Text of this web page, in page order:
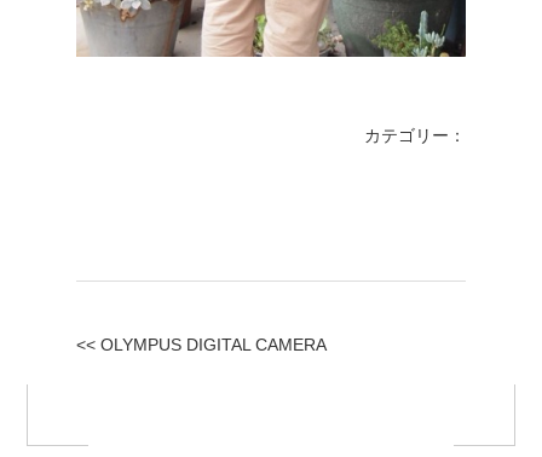
カテゴリー：
<< OLYMPUS DIGITAL CAMERA